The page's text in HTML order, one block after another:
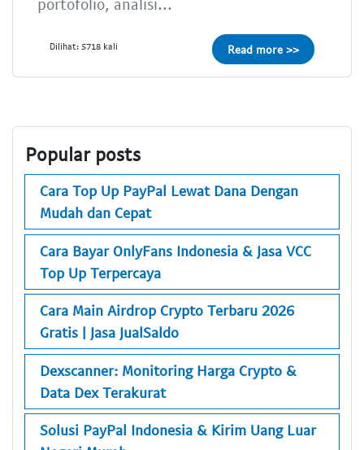
portofolio, analisi...
Dilihat: 5718 kali Read more >>
Popular posts
Cara Top Up PayPal Lewat Dana Dengan
Mudah dan Cepat
Cara Bayar OnlyFans Indonesia & Jasa VCC
Top Up Terpercaya
Cara Main Airdrop Crypto Terbaru 2026
Gratis | Jasa JualSaldo
Dexscanner: Monitoring Harga Crypto &
Data Dex Terakurat
Solusi PayPal Indonesia & Kirim Uang Luar